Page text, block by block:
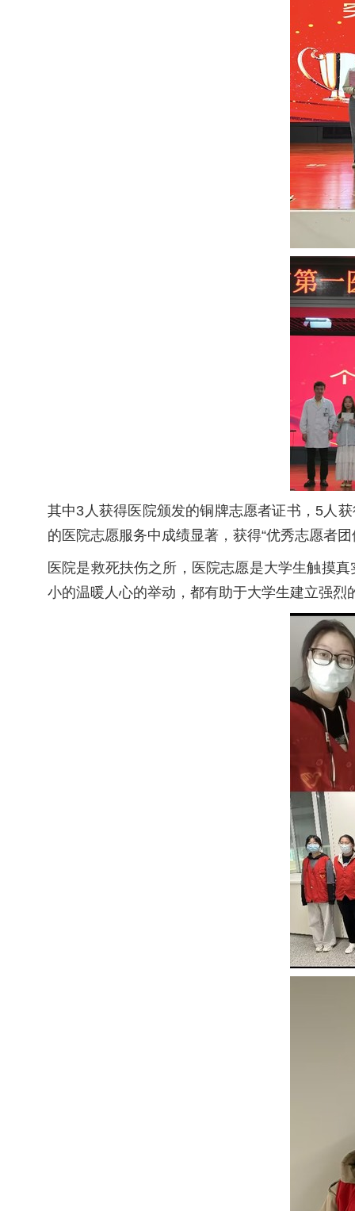
其中3人获得医院颁发的铜牌志愿者证书，5人
的医院志愿服务中成绩显著，获得“优秀志愿者团
医院是救死扶伤之所，医院志愿是大学生触摸
小的温暖人心的举动，都有助于大学生建立强